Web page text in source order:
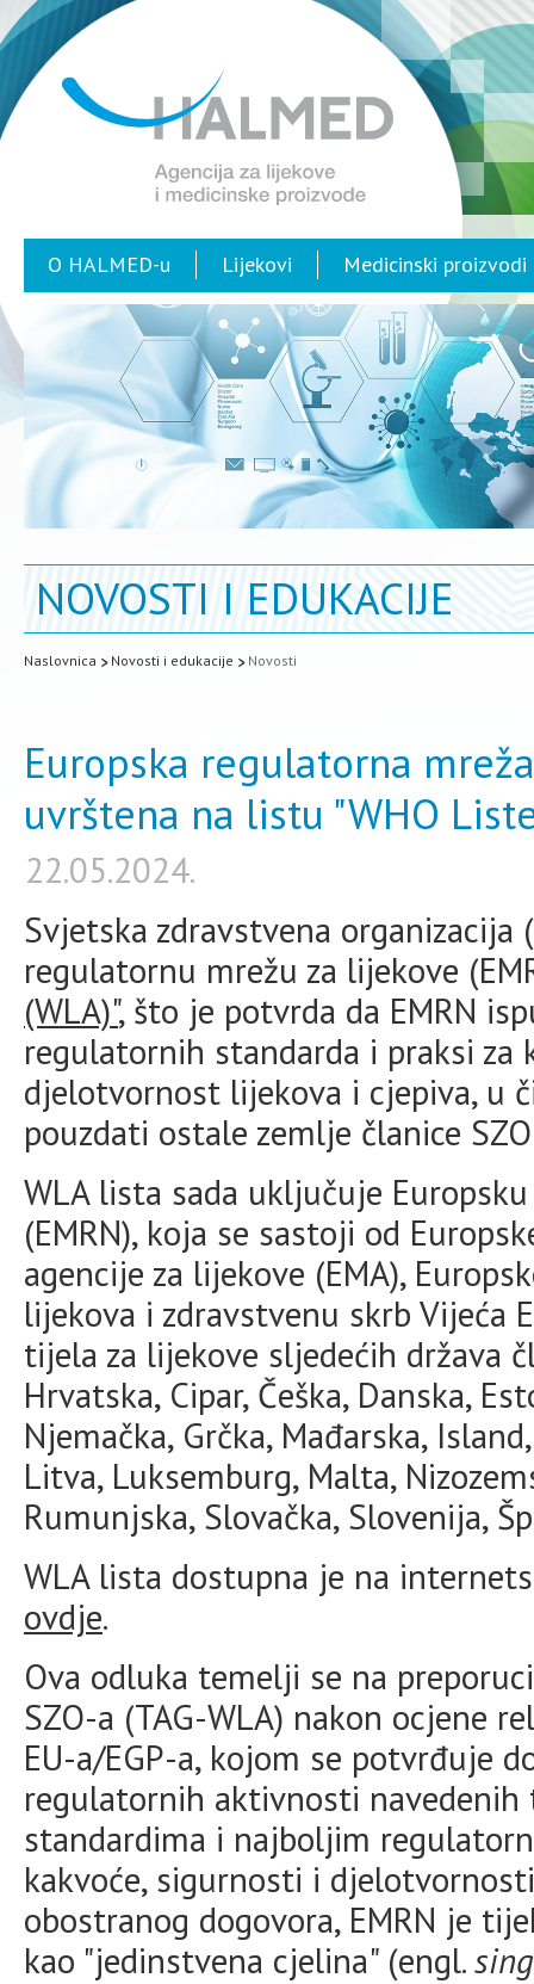
O HALMED-u Lijekovi Medicinski proizvodi
NOVOSTI I EDUKACIJE
Naslovnica Novosti i edukacije Novosti
Europska regulatorna
uvrštena na listu "WHO
22.05.2024.
Svjetska zdravstvena organizacija
regulatornu mrežu za lijekove
(WLA)", što je potvrda da EMRN
regulatornih standarda i praksi za
djelotvornost lijekova i cjepiva, u
pouzdati ostale zemlje članice
WLA lista sada uključuje
(EMRN), koja se sastoji od
agencije za lijekove (EMA),
lijekova i zdravstvenu skrb Vijeća
tijela za lijekove sljedećih država
Hrvatska, Cipar, Češka, Danska,
Njemačka, Grčka, Mađarska,
Litva, Luksemburg, Malta,
Rumunjska, Slovačka, Slovenija,
WLA lista dostupna je na
ovdje.
Ova odluka temelji se na
SZO-a (TAG-WLA) nakon ocjene
EU-a/EGP-a, kojom se potvrđuje
regulatornih aktivnosti
standardima i najboljim
kakvoće, sigurnosti i
obostranog dogovora, EMRN je
kao "jedinstvena cjelina" (engl.